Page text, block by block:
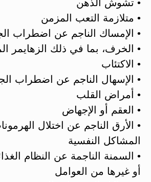
• تشوش الذهن
• متلازمة التعب المزمن
• الإمساك الناجم عن اضطراب
• الخرف، بما في ذلك الزهايمر
• الاكتئاب
• الإسهال الناجم عن اضطراب
• أمراض القلب
• العقم أو الإجهاض
• الأرق الناجم عن اختلال
المشاكل النفسية
• السمنة الناجمة عن النظام
أو غيرها من العوامل